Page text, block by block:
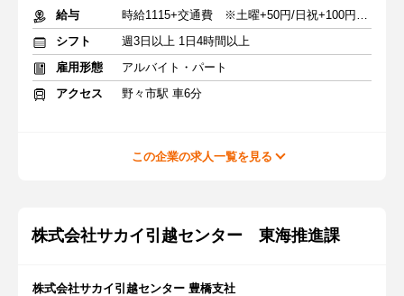
給与
時給1115+交通費 ※土曜+50円/日祝+100円/遅番17時以降～＋50円
シフト
週3日以上 1日4時間以上
雇用形態
アルバイト・パート
アクセス
野々市駅 車6分
この企業の求人一覧を見る
株式会社サカイ引越センター 東海推進課
株式会社サカイ引越センター 豊橋支社